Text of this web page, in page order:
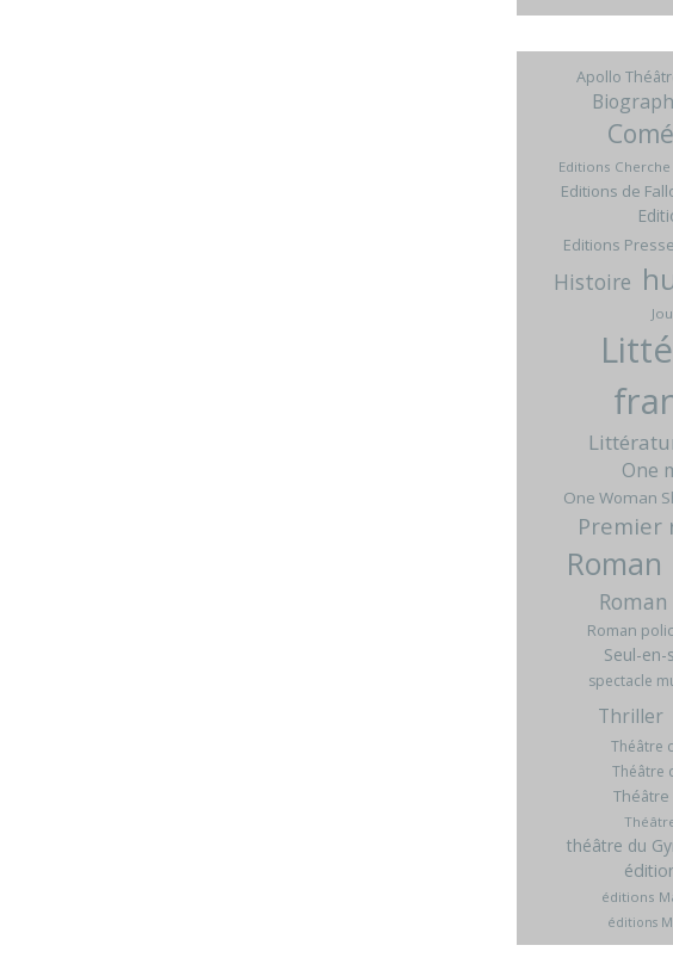
Apollo
Editions
Editions de
Editions
Histoire
One
One Woman
Premier
Roman
Roman
Seul-en-
spectacle
Thriller
Théâtre
Théâtre
théâtre du
éditions
éditions